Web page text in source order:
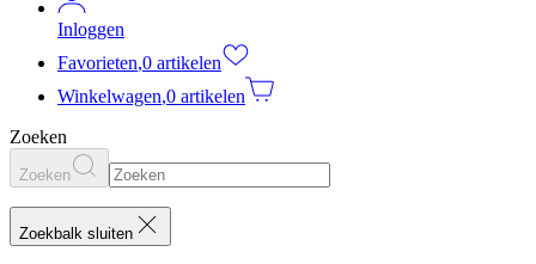
Inloggen
Favorieten,0 artikelen
Winkelwagen,0 artikelen
Zoeken
Zoeken
Zoekbalk sluiten